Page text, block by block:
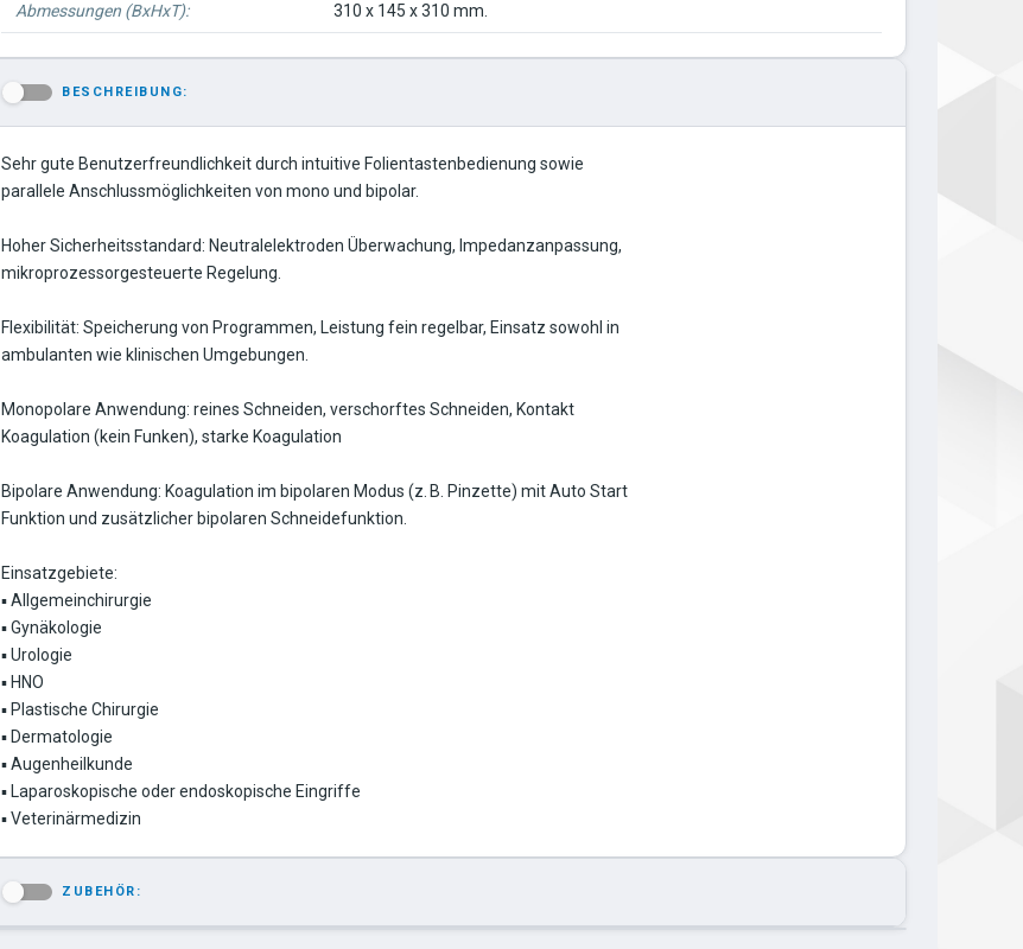
Abmessungen (BxHxT): 310 x 145 x 310 mm.
BESCHREIBUNG:
Sehr gute Benutzerfreundlichkeit durch intuitive Folientastenbedienung sowie
parallele Anschlussmöglichkeiten von mono und bipolar.
Hoher Sicherheitsstandard: Neutralelektroden Überwachung, Impedanzanpassung,
mikroprozessorgesteuerte Regelung.
Flexibilität: Speicherung von Programmen, Leistung fein regelbar, Einsatz sowohl in
ambulanten wie klinischen Umgebungen.
Monopolare Anwendung: reines Schneiden, verschorftes Schneiden, Kontakt
Koagulation (kein Funken), starke Koagulation
Bipolare Anwendung: Koagulation im bipolaren Modus (z. B. Pinzette) mit Auto Start
Funktion und zusätzlicher bipolaren Schneidefunktion.
Einsatzgebiete:
▪ Allgemeinchirurgie
▪ Gynäkologie
▪ Urologie
▪ HNO
▪ Plastische Chirurgie
▪ Dermatologie
▪ Augenheilkunde
▪ Laparoskopische oder endoskopische Eingriffe
ZUBEHÖR: